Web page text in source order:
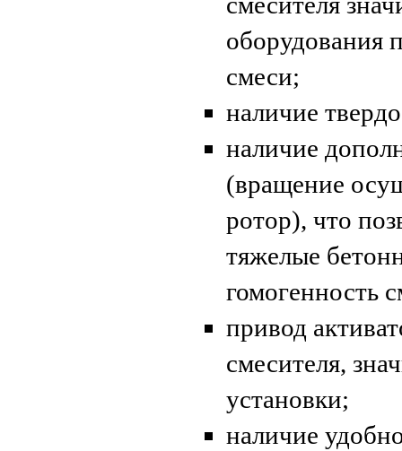
оборудования
смеси;
наличие
наличие
(вращение
ротор), что
тяжелые
гомогенность
привод
смесителя,
установки;
наличие